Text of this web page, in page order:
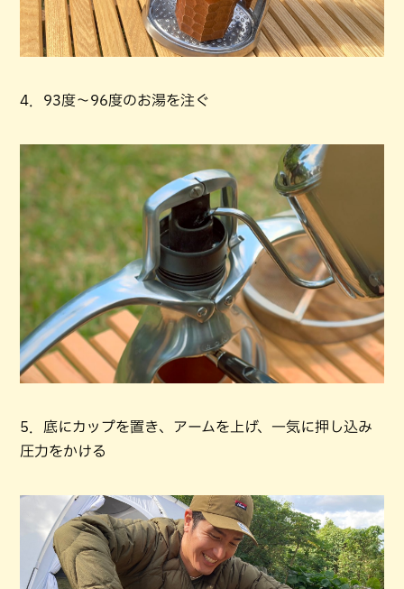
4．93度～96度のお湯を注ぐ
5．底にカップを置き、アームを上げ、一気に押し込み
圧力をかける